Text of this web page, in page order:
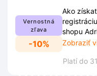
Vernostná
zľava
-10%
Ako
shopu
odkaze.
Zobraziť
Platí do